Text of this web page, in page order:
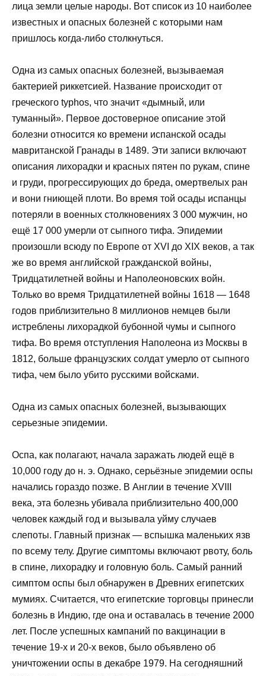
лица земли целые народы. Вот список из 10 наиболее
известных и опасных болезней с которыми нам
пришлось когда-либо столкнуться.
Одна из самых опасных болезней, вызываемая
бактерией риккетсией. Название происходит от
греческого typhos, что значит «дымный, или
туманный». Первое достоверное описание этой
болезни относится ко времени испанской осады
мавританской Гранады в 1489. Эти записи включают
описания лихорадки и красных пятен по рукам, спине
и груди, прогрессирующих до бреда, омертвелых ран
и вони гниющей плоти. Во время той осады испанцы
потеряли в военных столкновениях 3 000 мужчин, но
ещё 17 000 умерли от сыпного тифа. Эпидемии
произошли всюду по Европе от XVI до XIX веков, а так
же во время английской гражданской войны,
Тридцатилетней войны и Наполеоновских войн.
Только во время Тридцатилетней войны 1618 — 1648
годов приблизительно 8 миллионов немцев были
истреблены лихорадкой бубонной чумы и сыпного
тифа. Во время отступления Наполеона из Москвы в
1812, больше французских солдат умерло от сыпного
тифа, чем было убито русскими войсками.
Одна из самых опасных болезней, вызывающих
серьезные эпидемии.
Оспа, как полагают, начала заражать людей ещё в
10,000 году до н. э. Однако, серьёзные эпидемии оспы
начались гораздо позже. В Англии в течение XVIII
века, эта болезнь убивала приблизительно 400,000
человек каждый год и вызывала уйму случаев
слепоты. Главный признак — вспышка маленьких язв
по всему телу. Другие симптомы включают рвоту, боль
в спине, лихорадку и головную боль. Самый ранний
симптом оспы был обнаружен в Древних египетских
мумиях. Считается, что египетские торговцы принесли
болезнь в Индию, где она и оставалась в течение 2000
лет. После успешных кампаний по вакцинации в
течение 19-х и 20-х веков, было объявлено об
уничтожении оспы в декабре 1979. На сегодняшний